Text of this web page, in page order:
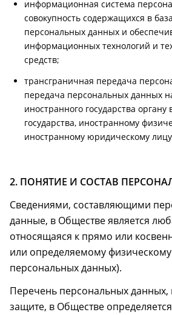
информационная система
совокупность содержащихся в
персональных данных и
информационных технологий и
средств;
трансграничная передача
передача персональных данных
иностранного государства органу
государства, иностранному
иностранному юридическому
2. ПОНЯТИЕ И СОСТАВ
Сведениями, составляющими
данные, в Обществе является
относящаяся к прямо или
или определяемому физическому
персональных данных).
Перечень персональных
защите, в Обществе